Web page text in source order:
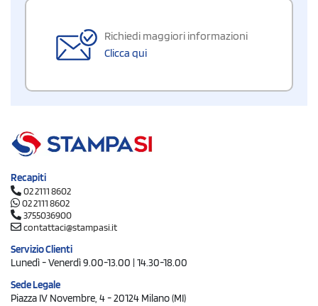
Richiedi maggiori informazioni
Clicca qui
Recapiti
02 2111 8602
02 2111 8602
3755036900
contattaci@stampasi.it
Servizio Clienti
Lunedì - Venerdì 9.00-13.00 | 14.30-18.00
Sede Legale
Piazza IV Novembre, 4 - 20124 Milano (MI)